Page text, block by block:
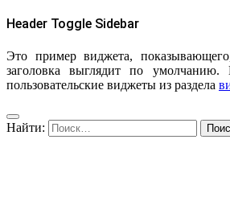
Header Toggle Sidebar
Это пример виджета,
заголовка выглядит по
пользовательские виджеты из раздела
Найти: